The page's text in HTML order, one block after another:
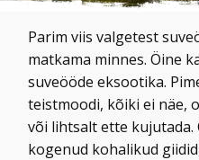
Parim viis valgetest
matkama minnes. Öine
suveööde eksootika.
teistmoodi, kõiki ei näe,
või lihtsalt ette kujutada.
kogenud kohalikud